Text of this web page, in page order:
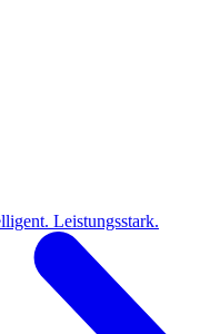
Leistungsstark.